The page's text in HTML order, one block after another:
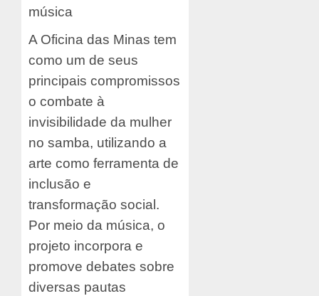
música
A Oficina das Minas tem
como um de seus
principais compromissos
o combate à
invisibilidade da mulher
no samba, utilizando a
arte como ferramenta de
inclusão e
transformação social.
Por meio da música, o
projeto incorpora e
promove debates sobre
diversas pautas